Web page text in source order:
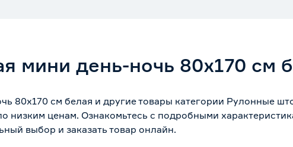
мини день-ночь 80х170 см
80х170 см белая и другие товары категории Рулонные
низким ценам. Ознакомьтесь с подробными
выбор и заказать товар онлайн.